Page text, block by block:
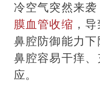
冷空气突然来袭
膜血管收缩 ，
鼻腔防御能力下
鼻腔容易干痒
应。